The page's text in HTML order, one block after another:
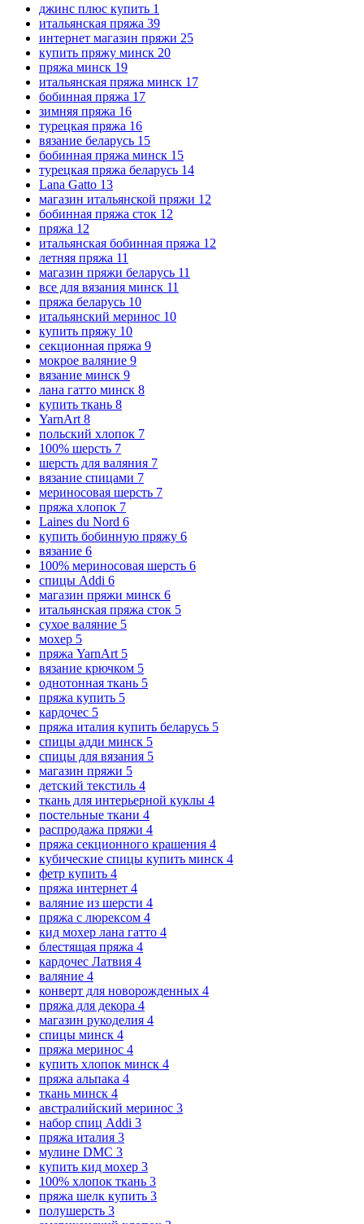
джинс плюс купить 1
итальянская пряжа 39
интернет магазин пряжи 25
купить пряжу минск 20
пряжа минск 19
итальянская пряжа минск 17
бобинная пряжа 17
зимняя пряжа 16
турецкая пряжа 16
вязание беларусь 15
бобинная пряжа минск 15
турецкая пряжа беларусь 14
Lana Gatto 13
магазин итальянской пряжи 12
бобинная пряжа сток 12
пряжа 12
итальянская бобинная пряжа 12
летняя пряжа 11
магазин пряжи беларусь 11
все для вязания минск 11
пряжа беларусь 10
итальянский меринос 10
купить пряжу 10
секционная пряжа 9
мокрое валяние 9
вязание минск 9
лана гатто минск 8
купить ткань 8
YarnArt 8
польский хлопок 7
100% шерсть 7
шерсть для валяния 7
вязание спицами 7
мериносовая шерсть 7
пряжа хлопок 7
Laines du Nord 6
купить бобинную пряжу 6
вязание 6
100% мериносовая шерсть 6
спицы Addi 6
магазин пряжи минск 6
итальянская пряжа сток 5
сухое валяние 5
мохер 5
пряжа YarnArt 5
вязание крючком 5
однотонная ткань 5
пряжа купить 5
кардочес 5
пряжа италия купить беларусь 5
спицы адди минск 5
спицы для вязания 5
магазин пряжи 5
детский текстиль 4
ткань для интерьерной куклы 4
постельные ткани 4
распродажа пряжи 4
пряжа секционного крашения 4
кубические спицы купить минск 4
фетр купить 4
пряжа интернет 4
валяние из шерсти 4
пряжа с люрексом 4
кид мохер лана гатто 4
блестящая пряжа 4
кардочес Латвия 4
валяние 4
конверт для новорожденных 4
пряжа для декора 4
магазин рукоделия 4
спицы минск 4
пряжа меринос 4
купить хлопок минск 4
пряжа альпака 4
ткань минск 4
австралийский меринос 3
набор спиц Addi 3
пряжа италия 3
мулине DMC 3
купить кид мохер 3
100% хлопок ткань 3
пряжа шелк купить 3
полушерсть 3